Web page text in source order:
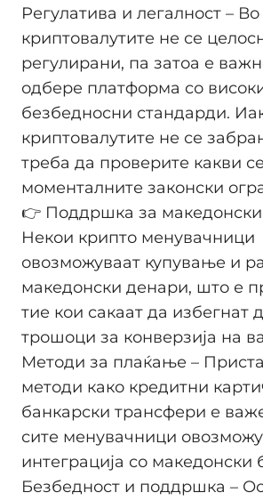
Регулатива и легалност –
криптовалутите не се
регулирани, па затоа е
одбере платформа со
безбедносни стандарди.
криптовалутите не се
треба да проверите какви се
моменталните законски
👉 Поддршка за
Некои крипто менувачници
овозможуваат купување и
македонски денари, што е
тие кои сакаат да избегнат
трошоци за конверзија на
Методи за плаќање –
методи како кредитни
банкарски трансфери е
сите менувачници
интеграција со македонски
Безбедност и поддршка –